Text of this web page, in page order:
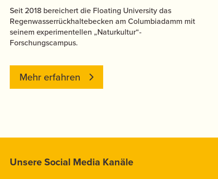
Seit 2018 bereichert die Floating University das
Regenwasserrückhaltebecken am Columbiadamm mit
seinem experimentellen „Naturkultur“-
Forschungscampus.
Mehr erfahren
Unsere Social Media Kanäle